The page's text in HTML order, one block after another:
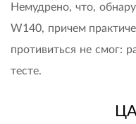
Немудрено, что,
W140, причем
противиться не смог:
тесте.